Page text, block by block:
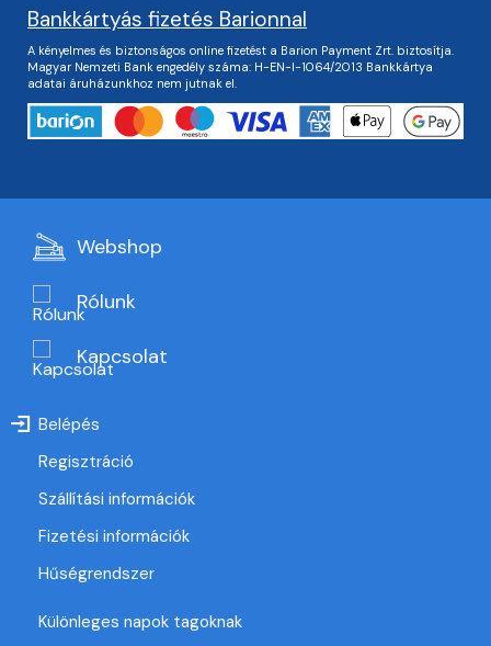
Bankkártyás fizetés Barionnal
A kényelmes és biztonságos online fizetést a Barion Payment Zrt. biztosítja.
Magyar Nemzeti Bank engedély száma: H-EN-I-1064/2013 Bankkártya
adatai áruházunkhoz nem jutnak el.
Webshop
Rólunk
Kapcsolat
Belépés
Regisztráció
Szállítási információk
Fizetési információk
Hűségrendszer
Különleges napok tagoknak